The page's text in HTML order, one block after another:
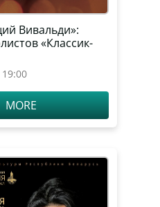
Вивальди»:
«Классик-
MORE